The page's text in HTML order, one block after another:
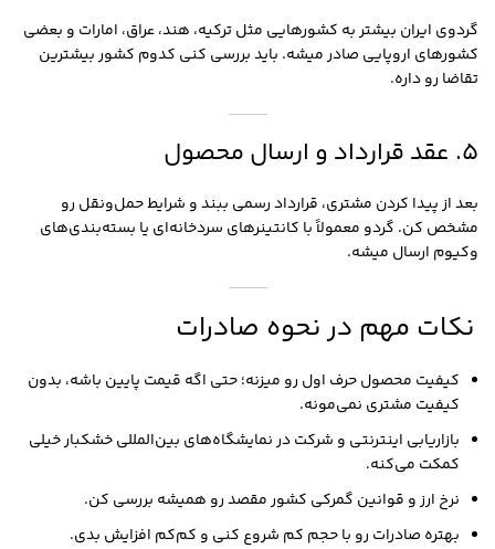
گردوی ایران بیشتر به کشورهایی مثل ترکیه، هند، عراق، امارات و بعضی
کشورهای اروپایی صادر میشه. باید بررسی کنی کدوم کشور بیشترین
تقاضا رو داره.
۵. عقد قرارداد و ارسال محصول
بعد از پیدا کردن مشتری، قرارداد رسمی ببند و شرایط حمل‌ونقل رو
مشخص کن. گردو معمولاً با کانتینرهای سردخانه‌ای یا بسته‌بندی‌های
وکیوم ارسال میشه.
نکات مهم در نحوه صادرات
کیفیت محصول حرف اول رو میزنه؛ حتی اگه قیمت پایین باشه، بدون
کیفیت مشتری نمی‌مونه.
بازاریابی اینترنتی و شرکت در نمایشگاه‌های بین‌المللی خشکبار خیلی
کمکت می‌کنه.
نرخ ارز و قوانین گمرکی کشور مقصد رو همیشه بررسی کن.
بهتره صادرات رو با حجم کم شروع کنی و کم‌کم افزایش بدی.